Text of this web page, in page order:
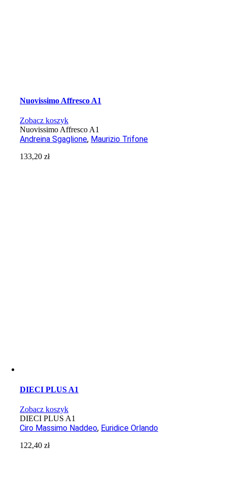
Nuovissimo Affresco A1
Zobacz koszyk
Nuovissimo Affresco A1
Andreina Sgaglione, Maurizio Trifone
133,20zł
DIECI PLUS A1
Zobacz koszyk
DIECI PLUS A1
Ciro Massimo Naddeo, Euridice Orlando
122,40zł